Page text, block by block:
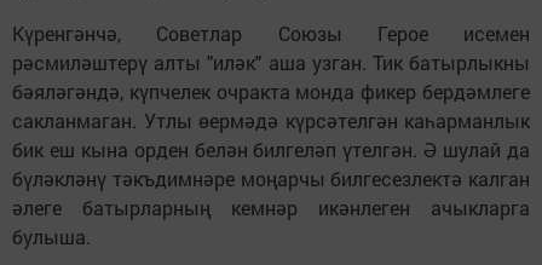
Күренгәнчә, Советлар Союзы Герое исемен
рәсмиләштерү алты "иләк" аша узган. Тик батырлыкны
бәяләгәндә, күпчелек очракта монда фикер бердәмлеге
сакланмаган. Утлы өермәдә күрсәтелгән каһарманлык
бик еш кына орден белән билгеләп үтелгән. Ә шулай да
бүләкләнү тәкъдимнәре моңарчы билгесезлектә калган
әлеге батырларның кемнәр икәнлеген ачыкларга
булыша.